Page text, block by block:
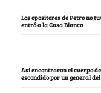
Los opositores de Petro no
entró a la Casa Blanca
Así encontraron el cuerpo
escondido por un general